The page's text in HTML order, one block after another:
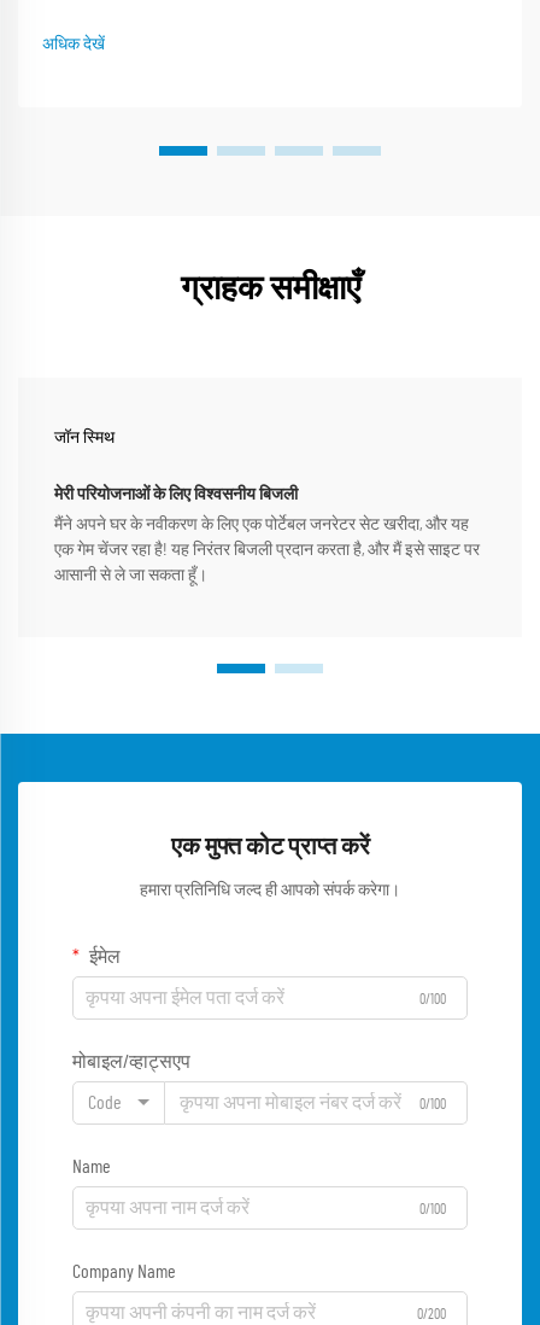
सीमाओं के भीतर फिट होना चाहिए, जिसका अर्थ है संकुचित...
अधिक देखें
ग्राहक समीक्षाएँ
जॉन स्मिथ
मेरी परियोजनाओं के लिए विश्वसनीय बिजली
मैंने अपने घर के नवीकरण के लिए एक पोर्टेबल जनरेटर सेट खरीदा, और यह
एक गेम चेंजर रहा है! यह निरंतर बिजली प्रदान करता है, और मैं इसे साइट पर
आसानी से ले जा सकता हूँ।
एक मुफ्त कोट प्राप्त करें
हमारा प्रतिनिधि जल्द ही आपको संपर्क करेगा।
ईमेल
0/100
मोबाइल/व्हाट्सएप
Code 0/100
Name
0/100
Company Name
0/200